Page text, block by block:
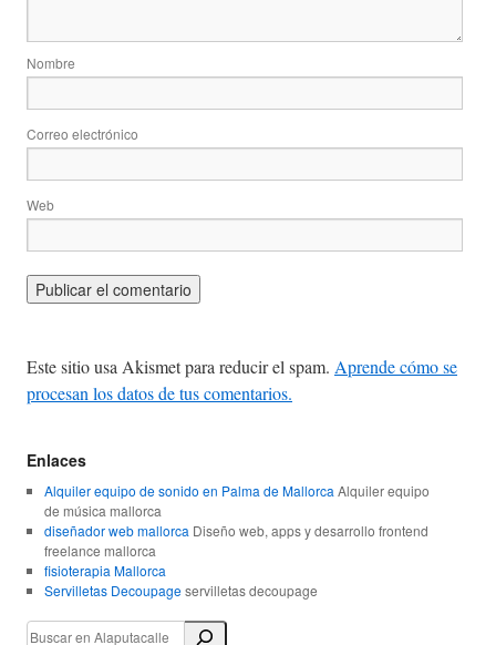
Nombre
Correo electrónico
Web
Este sitio usa Akismet para reducir el spam. Aprende cómo se
procesan los datos de tus comentarios.
Enlaces
Alquiler equipo de sonido en Palma de Mallorca Alquiler equipo
de música mallorca
diseñador web mallorca Diseño web, apps y desarrollo frontend
freelance mallorca
fisioterapia Mallorca
Servilletas Decoupageservilletas decoupage